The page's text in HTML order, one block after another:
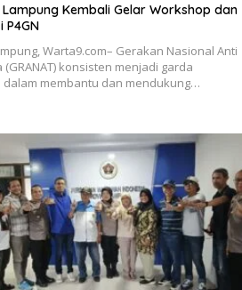
Lampung Kembali Gelar Workshop dan
P4GN
Warta9.com– Gerakan Nasional Anti
(GRANAT) konsisten menjadi garda
membantu dan mendukung…